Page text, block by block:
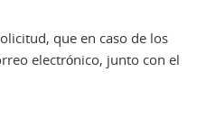
que en caso de los
electrónico, junto con el